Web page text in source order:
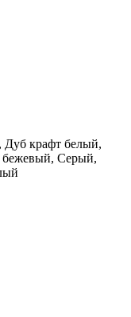
Дуб крафт белый,
бежевый, Серый,